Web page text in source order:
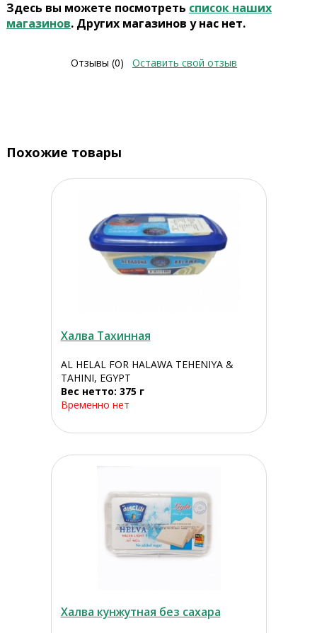
Здесь вы можете посмотреть список наших
магазинов. Других магазинов у нас нет.
Отзывы (0) Оставить свой отзыв
Похожие товары
Халва Тахинная
AL HELAL FOR HALAWA TEHENIYA &
TAHINI, EGYPT
Вес нетто: 375 г
Временно нет
Халва кунжутная без сахара